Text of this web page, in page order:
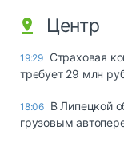
Центр
19:29 Страховая
требует 29 млн
18:06 В Липецкой
грузовым